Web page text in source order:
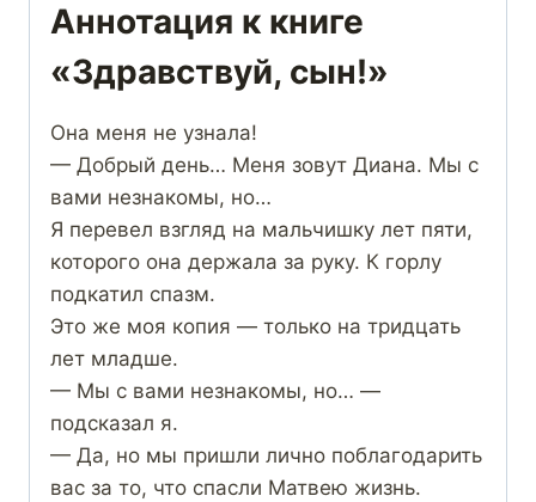
Аннотация к книге
«Здравствуй, сын!»
Она меня не узнала!
— Добрый день… Меня зовут Диана. Мы с
вами незнакомы, но…
Я перевел взгляд на мальчишку лет пяти,
которого она держала за руку. К горлу
подкатил спазм.
Это же моя копия — только на тридцать
лет младше.
— Мы с вами незнакомы, но… —
подсказал я.
— Да, но мы пришли лично поблагодарить
вас за то, что спасли Матвею жизнь.